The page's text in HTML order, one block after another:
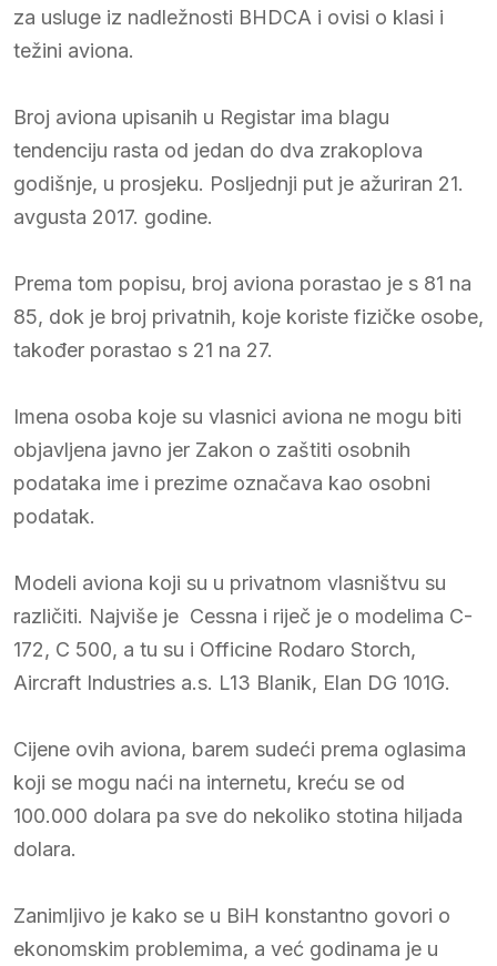
za usluge iz nadležnosti BHDCA i ovisi o klasi i
težini aviona.
Broj aviona upisanih u Registar ima blagu
tendenciju rasta od jedan do dva zrakoplova
godišnje, u prosjeku. Posljednji put je ažuriran 21.
avgusta 2017. godine.
Prema tom popisu, broj aviona porastao je s 81 na
85, dok je broj privatnih, koje koriste fizičke osobe,
također porastao s 21 na 27.
Imena osoba koje su vlasnici aviona ne mogu biti
objavljena javno jer Zakon o zaštiti osobnih
podataka ime i prezime označava kao osobni
podatak.
Modeli aviona koji su u privatnom vlasništvu su
različiti. Najviše je Cessna i riječ je o modelima C-
172, C 500, a tu su i Officine Rodaro Storch,
Aircraft Industries a.s. L13 Blanik, Elan DG 101G.
Cijene ovih aviona, barem sudeći prema oglasima
koji se mogu naći na internetu, kreću se od
100.000 dolara pa sve do nekoliko stotina hiljada
dolara.
Zanimljivo je kako se u BiH konstantno govori o
ekonomskim problemima, a već godinama je u